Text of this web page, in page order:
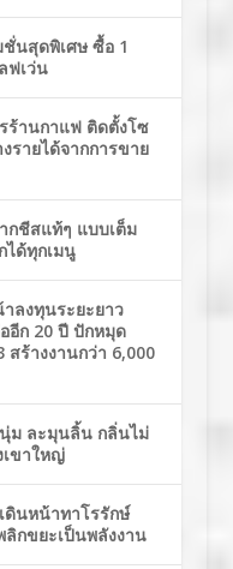
นสุดพิเศษ ซื้อ 1
ฟเว่น
ร้านกาแฟ ติดตั้งโซ
รายได้จากการขาย
กชีสแท้ๆ แบบเต็ม
ได้ทุกเมนู
ลงทุนระยะยาว
อีก 20 ปี ปักหมุด
ร้างงานกว่า 6,000
ม ละมุนลิ้น กลิ่นไม่
เขาใหญ่
นหน้าทาโรรักษ์
กขยะเป็นพลังงาน